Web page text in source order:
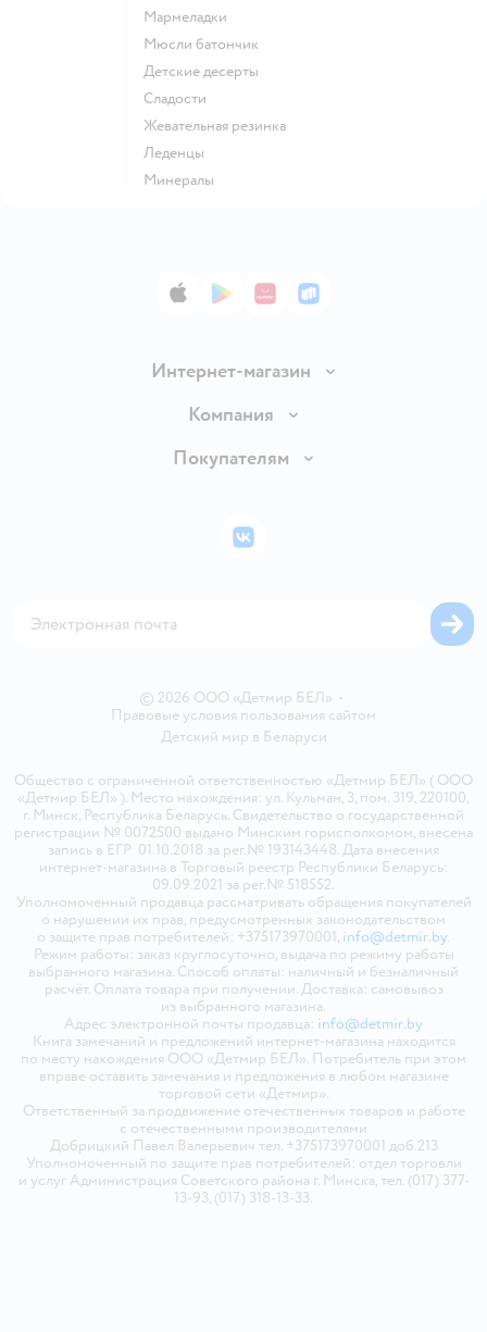
мармеладки
мюсли батончик
детские десерты
сладости
жевательная резинка
леденцы
Минералы
App StoreGoogle Play
AppGallery
RuStore
Интернет-магазин
Доставка и оплата
Правила продажи
Политика использования файлов cookie
Компания
Вакансии
Покупателям
Бонусные карты
© 2026 ООО «Детмир БЕЛ» •
Правовые условия пользования сайтом
Детский мир в Беларуси
Общество с ограниченной ответственностью «Детмир БЕЛ» ( ООО
«Детмир БЕЛ» ). Место нахождения: ул. Кульман, 3, пом. 319, 220100,
г. Минск, Республика Беларусь. Свидетельство о государственной
регистрации № 0072500 выдано Минским горисполкомом, внесена
запись в ЕГР 01.10.2018 за рег.№ 193143448. Дата внесения
интернет-магазина в Торговый реестр Республики Беларусь:
09.09.2021 за рег.№ 518552.
Уполномоченный продавца рассматривать обращения покупателей
о нарушении их прав, предусмотренных законодательством
о защите прав потребителей: +375173970001, info@detmir.by.
Режим работы: заказ круглосуточно, выдача по режиму работы
выбранного магазина. Способ оплаты: наличный и безналичный
расчёт. Оплата товара при получении. Доставка: самовывоз
из выбранного магазина.
Адрес электронной почты продавца: info@detmir.by
Книга замечаний и предложений интернет-магазина находится
по месту нахождения ООО «Детмир БЕЛ». Потребитель при этом
вправе оставить замечания и предложения в любом магазине
торговой сети «Детмир».
Ответственный за продвижение отечественных товаров и работе
с отечественными производителями
Добрицкий Павел Валерьевич тел. +375173970001 доб.213
Уполномоченный по защите прав потребителей: отдел торговли
и услуг Администрация Советского района г. Минска, тел. (017) 377-
13-93, (017) 318-13-33.
ВКонтакте